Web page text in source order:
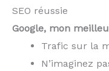
SEO réussie
Google, mon
Trafic sur la
N’imaginez